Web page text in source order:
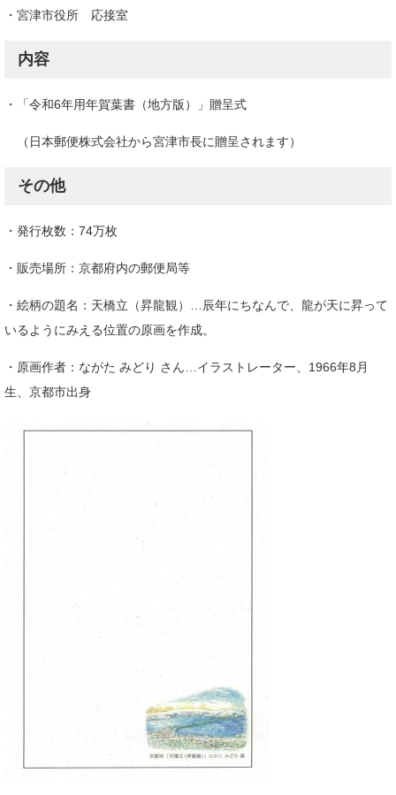
・宮津市役所 応接室
内容
・「令和6年用年賀葉書（地方版）」贈呈式
（日本郵便株式会社から宮津市長に贈呈されます）
その他
・発行枚数：74万枚
・販売場所：京都府内の郵便局等
・絵柄の題名：天橋立（昇龍観）…辰年にちなんで、龍が天に昇って
いるようにみえる位置の原画を作成。
・原画作者：ながた みどり さん…イラストレーター、1966年8月
生、京都市出身